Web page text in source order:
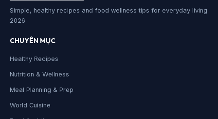
Simple, healthy recipes and food wellness tips for everyday living
2026
CHUYÊN MỤC
Healthy Recipes
Nutrition & Wellness
Meal Planning & Prep
World Cuisine